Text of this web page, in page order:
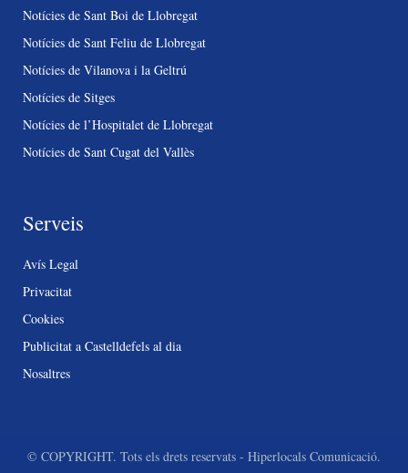
Notícies de Sant Boi de Llobregat
Notícies de Sant Feliu de Llobregat
Notícies de Vilanova i la Geltrú
Notícies de Sitges
Notícies de l’Hospitalet de Llobregat
Notícies de Sant Cugat del Vallès
Serveis
Avís Legal
Privacitat
Cookies
Publicitat a Castelldefels al dia
Nosaltres
© COPYRIGHT. Tots els drets reservats - Hiperlocals Comunicació.